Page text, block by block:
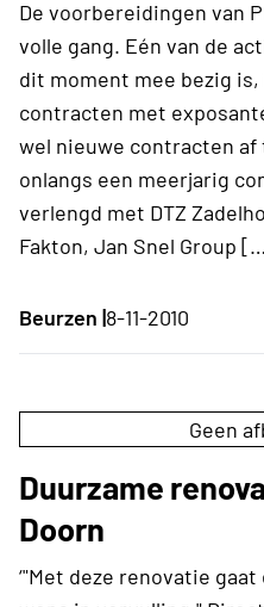
De voorbereidingen van
volle gang. Eén van de
dit moment mee bezig
contracten met
wel nieuwe contracten af
onlangs een meerjarig
verlengd met DTZ
Fakton, Jan Snel Group
Beurzen |8-11-2010
Geen
Duurzame
Doorn
‘"Met deze renovatie